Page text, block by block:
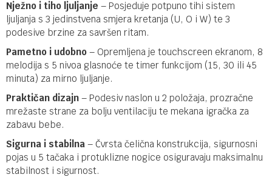
Nježno i tiho ljuljanje – Posjeduje potpuno tihi sistem
ljuljanja s 3 jedinstvena smjera kretanja (U, O i W) te 3
podesive brzine za savršen ritam.
Pametno i udobno – Opremljena je touchscreen ekranom, 8
melodija s 5 nivoa glasnoće te timer funkcijom (15, 30 ili 45
minuta) za mirno ljuljanje.
Praktičan dizajn – Podesiv naslon u 2 položaja, prozračne
mrežaste strane za bolju ventilaciju te mekana igračka za
zabavu bebe.
Sigurna i stabilna – Čvrsta čelična konstrukcija, sigurnosni
pojas u 5 tačaka i protuklizne nogice osiguravaju maksimalnu
stabilnost i sigurnost.